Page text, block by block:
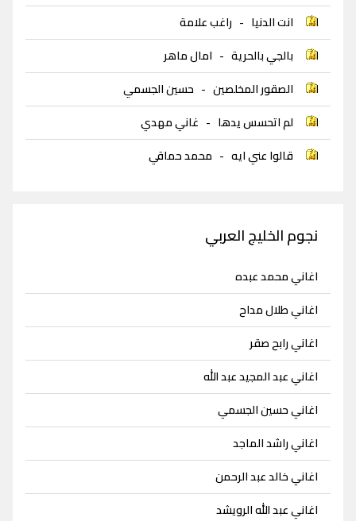
انت الدنيا - راغب علامة
بالجي بالحرية - امال ماهر
الصقور المخلصين - حسين الجسمي
لم اتحسس يدها - غاني مهدي
قالوا عني ايه - محمد حماقي
نجوم الخليج العربي
اغاني محمد عبده
اغاني طلال مداح
اغاني رابح صقر
اغاني عبد المجيد عبد الله
اغاني حسين الجسمي
اغاني راشد الماجد
اغاني خالد عبد الرحمن
اغاني عبد الله الرويشد